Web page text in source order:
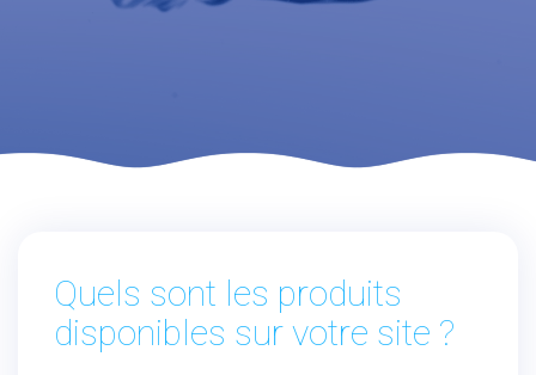
Quels sont les produits
disponibles sur votre site ?